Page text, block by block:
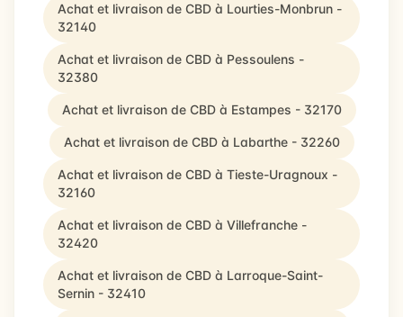
Achat et livraison de CBD à Lourties-Monbrun -
32140
Achat et livraison de CBD à Pessoulens -
32380
Achat et livraison de CBD à Estampes - 32170
Achat et livraison de CBD à Labarthe - 32260
Achat et livraison de CBD à Tieste-Uragnoux -
32160
Achat et livraison de CBD à Villefranche -
32420
Achat et livraison de CBD à Larroque-Saint-
Sernin - 32410